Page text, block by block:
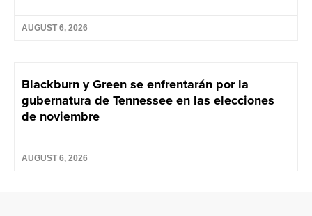
AUGUST 6, 2026
Blackburn y Green se enfrentarán por la
gubernatura de Tennessee en las elecciones
de noviembre
AUGUST 6, 2026